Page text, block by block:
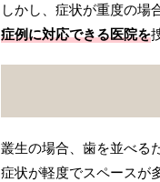
しかし、症状が重度の場
症例に対応できる医院を
叢生の場合、歯を並べる
症状が軽度でスペースが